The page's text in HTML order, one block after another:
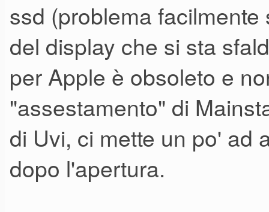
ssd (problema
del display che si sta
per Apple è obsoleto e
"assestamento" di
di Uvi, ci mette un po' ad
dopo l'apertura.